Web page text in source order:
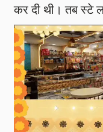
कर दी थी। तब स्टे